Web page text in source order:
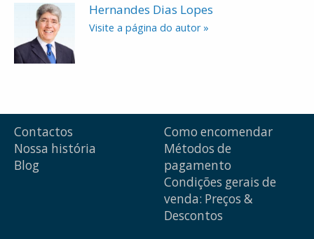
Hernandes Dias Lopes
Visite a página do autor »
Contactos
Nossa história
Blog
Como encomendar
Métodos de
pagamento
Condições gerais de
venda: Preços &
Descontos